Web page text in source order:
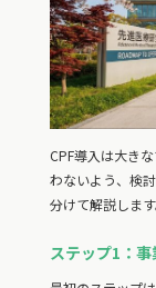
CPF導入は大き
わないよう、検
分けて解説しま
ステップ1：